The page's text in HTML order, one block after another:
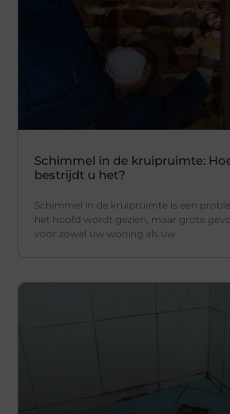
Schimmel in de kruipruimte:
bestrijdt u het?
Schimmel in de kruipruimte is een
het hoofd wordt gezien, maar grote
voor zowel uw woning als uw